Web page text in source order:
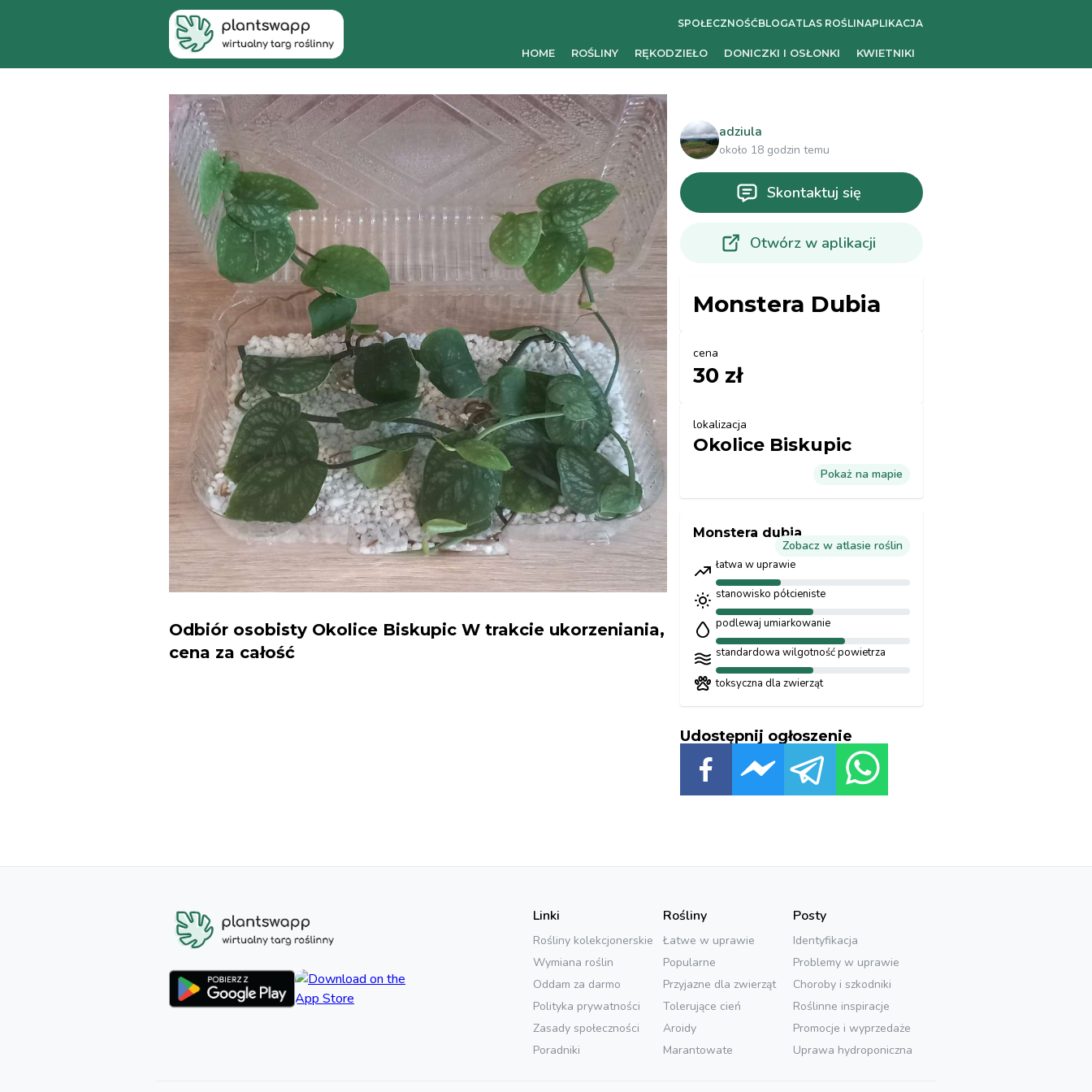
SPOŁECZNOŚĆBLOGATLAS ROŚLINAPLIKACJA
HOME ROŚLINY RĘKODZIEŁO DONICZKI I OSŁONKI KWIETNIKI
Odbiór osobisty Okolice Biskupic W trakcie ukorzeniania,
cena za całość
adziula
około 18 godzin temu
Skontaktuj się
Otwórz w aplikacji
Monstera Dubia
cena
30 zł
lokalizacja
Okolice Biskupic
Pokaż na mapie
Monstera dubia
Zobacz w atlasie roślin
łatwa w uprawie
stanowisko półcieniste
podlewaj umiarkowanie
standardowa wilgotność powietrza
toksyczna dla zwierząt
Udostępnij ogłoszenie
Linki
Rośliny kolekcjonerskie
Wymiana roślin
Oddam za darmo
Polityka prywatności
Zasady społeczności
Poradniki
Rośliny
Łatwe w uprawie
Popularne
Przyjazne dla zwierząt
Tolerujące cień
Aroidy
Marantowate
Posty
Identyfikacja
Problemy w uprawie
Choroby i szkodniki
Roślinne inspiracje
Promocje i wyprzedaże
Uprawa hydroponiczna